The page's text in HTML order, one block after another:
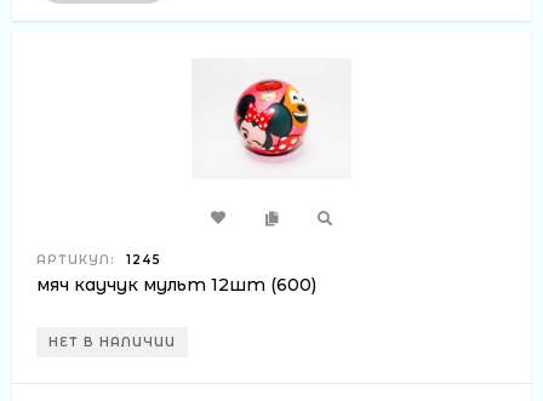
АРТИКУЛ: 1245
мяч каучук мульт 12шт (600)
НЕТ В НАЛИЧИИ